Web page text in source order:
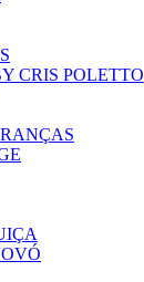
CRIS POLETTO